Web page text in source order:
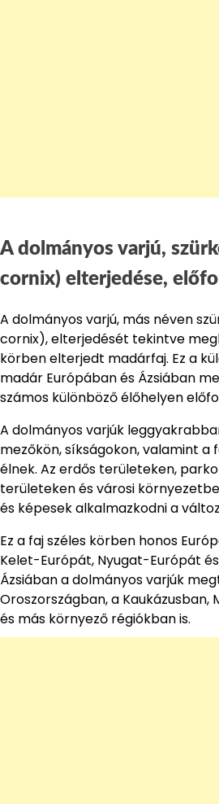
A dolmányos varjú,
cornix) elterjedése,
A dolmányos varjú, más néven
cornix), elterjedését tekintve
körben elterjedt madárfaj. Ez a
madár Európában és Ázsiában
számos különböző élőhelyen
A dolmányos varjúk
mezőkön, síkságokon, valamint
élnek. Az erdős területeken,
területeken és városi
és képesek alkalmazkodni a
Ez a faj széles körben honos
Kelet-Európát, Nyugat-Európát
Ázsiában a dolmányos varjúk
Oroszországban, a Kaukázusban,
és más környező régiókban is.